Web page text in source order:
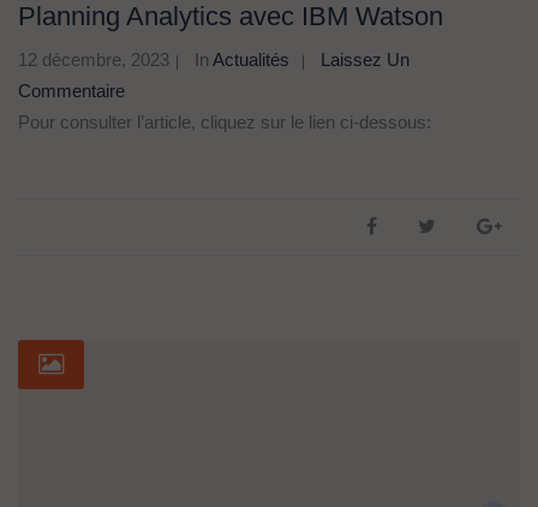
Planning Analytics avec IBM Watson
12 décembre, 2023 In Actualités
Laissez Un
Commentaire
Pour consulter l’article, cliquez sur le lien ci-dessous: